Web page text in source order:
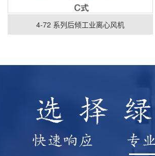
4-72 系列后倾工业离心风机